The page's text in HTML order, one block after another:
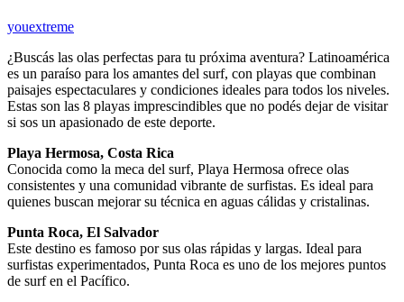
youextreme
¿Buscás las olas perfectas para tu próxima aventura? Latinoamérica
es un paraíso para los amantes del surf, con playas que combinan
paisajes espectaculares y condiciones ideales para todos los niveles.
Estas son las 8 playas imprescindibles que no podés dejar de visitar
si sos un apasionado de este deporte.
Playa Hermosa, Costa Rica
Conocida como la meca del surf, Playa Hermosa ofrece olas
consistentes y una comunidad vibrante de surfistas. Es ideal para
quienes buscan mejorar su técnica en aguas cálidas y cristalinas.
Punta Roca, El Salvador
Este destino es famoso por sus olas rápidas y largas. Ideal para
surfistas experimentados, Punta Roca es uno de los mejores puntos
de surf en el Pacífico.